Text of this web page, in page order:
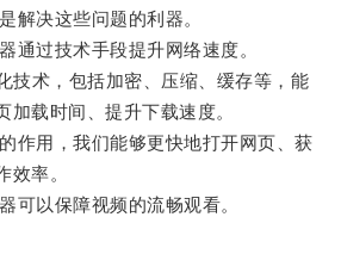
决这些问题的利器。
过技术手段提升网络速度。
术，包括加密、压缩、缓存等，能
加载时间、提升下载速度。
用，我们能够更快地打开网页、获
效率。
以保障视频的流畅观看。